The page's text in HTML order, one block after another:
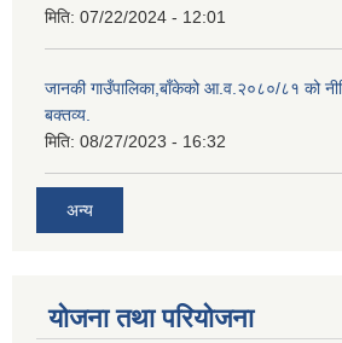
मिति: 07/22/2024 - 12:01
जानकी गाउँपालिका,बाँकेको आ.व.२०८०/८१ को
बक्तव्य.
मिति: 08/27/2023 - 16:32
अन्य
योजना तथा परियोजना